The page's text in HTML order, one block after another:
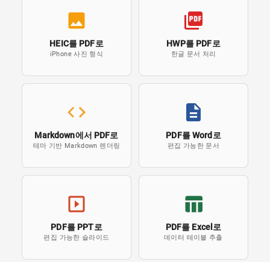
HEIC를 PDF로
iPhone 사진 형식
HWP를 PDF로
한글 문서 처리
Markdown에서 PDF로
테마 기반 Markdown 렌더링
PDF를 Word로
편집 가능한 문서
PDF를 PPT로
편집 가능한 슬라이드
PDF를 Excel로
데이터 테이블 추출